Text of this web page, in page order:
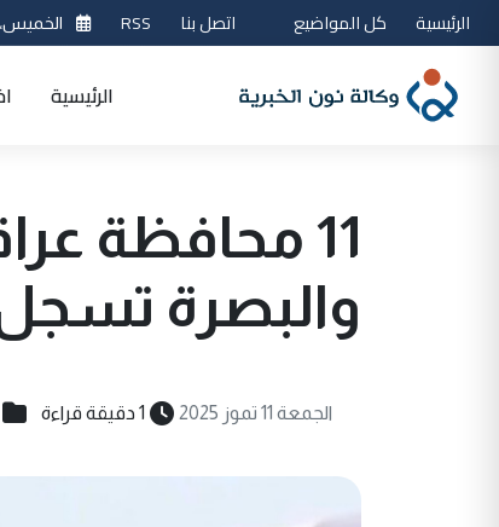
الرئيسية كل المواضيع اتصل بنا RSS الخميس، ٦ أغسطس 2026
الرئيسية
11 محافظة
والبصرة
الجمعة 11 تموز 2025 1 دقيقة قراءة